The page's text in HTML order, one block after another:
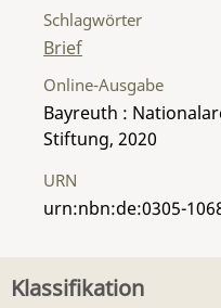
Schlagwörter
Brief
Online-Ausgabe
Bayreuth :
Stiftung, 2020
URN
urn:nbn:de:0305-
Klassifikation